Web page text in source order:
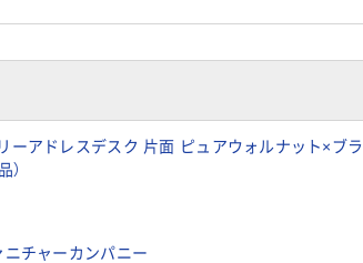
ーアドレスデスク 片面 ピュアウォルナット×ブラ
）
チャーカンパニー